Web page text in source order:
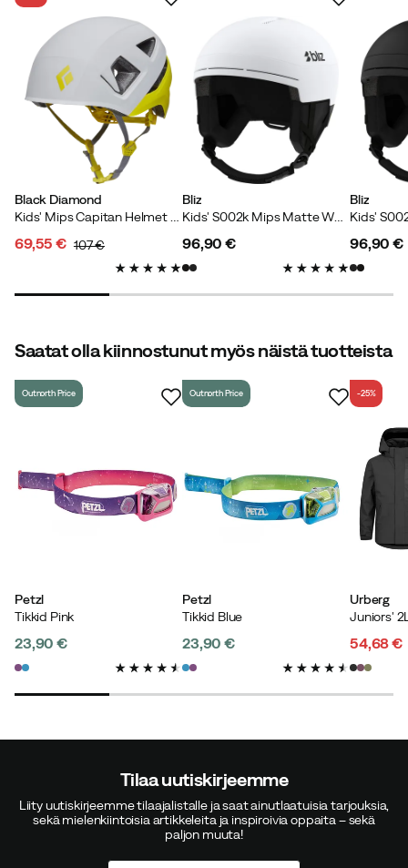
yhteensä 1 arvostelu
Tine S 3 vuotta sitten Vahvistettu ostaja
Verified by Trustvoice
Black Diamond
69,55 € 107 €
Bliz
price
96,90 €
Bliz
price
96,90 €
Saatat olla kiinnostunut myös näistä tuotteista
Petzl
Tikkid Pink
Outnorth Price
price
23,90 €
Petzl
Tikkid Blue
Outnorth Price
price
23,90 €
Urberg
-25%
54,68 €
original
Tilaa uutiskirjeemme
Liity uutiskirjeemme tilaajalistalle ja saat ainutlaatuisia tarjouksia,
sekä mielenkiintoisia artikkeleita ja inspiroivia oppaita – sekä
paljon muuta!